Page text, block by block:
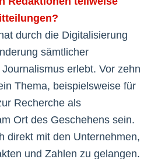
durch die Digitalisierung
sämtlicher
erlebt. Vor zehn
Thema, beispielsweise für
Recherche als
Ort des Geschehens sein.
direkt mit den Unternehmen,
und Zahlen zu gelangen.